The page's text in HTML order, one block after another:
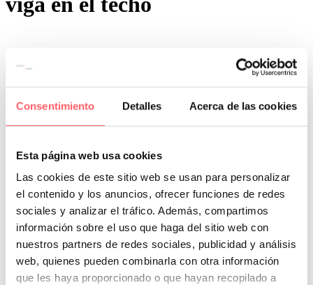
Consentimiento Detalles Acerca de las cookies
Esta página web usa cookies
Las cookies de este sitio web se usan para personalizar
el contenido y los anuncios, ofrecer funciones de redes
sociales y analizar el tráfico. Además, compartimos
información sobre el uso que haga del sitio web con
nuestros partners de redes sociales, publicidad y análisis
web, quienes pueden combinarla con otra información
que les haya proporcionado o que hayan recopilado a
1
el techo
En algunas habitaciones o comedores, podemos encontrar salientes
en techos y paredes que dificultan las instalaciones. Es el caso del
cliente, cuya foto os mostramos.
Queríamos dar a la estancia un aire moderno y a la vez sofisticado.
La mejor solución era un panel japonés. Para ello, elegimos un
tejido de lino blanco con motivos ornamentales. Como complemento
a los cojines grises que también confeccionamos para la cama.